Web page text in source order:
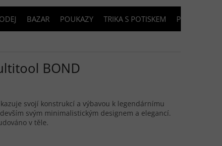
BAZAR POUKAZY TRIKA S POTISKEM PŮJČOVNA
BOND
svojí konstrukcí a výbavou k legendárnímu
svým minimalistickým designem a elegancí.
v těle.